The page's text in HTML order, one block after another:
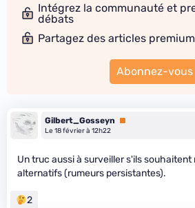
Intégrez la communauté et
débats
Partagez des articles
Abonnez-vous
Gilbert_Gosseyn
Premium
Le 18 février à 12h22
Un truc aussi à surveiller s'ils
alternatifs (rumeurs persistantes).
2